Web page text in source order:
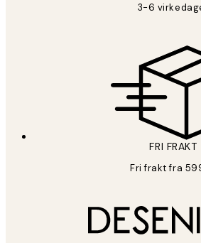
3-6
FRI FRAKT
Fri frakt fra